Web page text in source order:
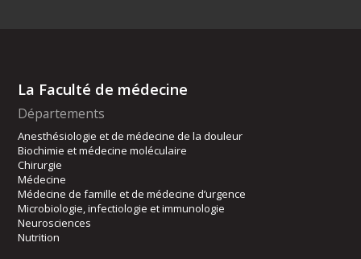
La Faculté de médecine
Départements
Anesthésiologie et de médecine de la douleur
Biochimie et médecine moléculaire
Chirurgie
Médecine
Médecine de famille et de médecine d’urgence
Microbiologie, infectiologie et immunologie
Neurosciences
Nutrition